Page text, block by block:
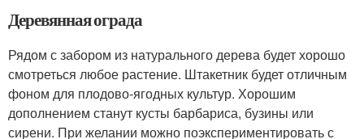
Деревянная ограда
Рядом с забором из натурального дерева будет хорошо
смотреться любое растение. Штакетник будет отличным
фоном для плодово-ягодных культур. Хорошим
дополнением станут кусты барбариса, бузины или
сирени. При желании можно поэкспериментировать с